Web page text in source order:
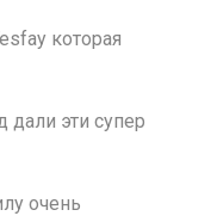
которая
эти супер
очень